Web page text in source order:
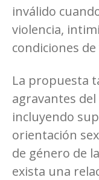
inválido
violencia,
condiciones
La propuesta
agravantes
incluyendo
orientación
de género de
exista una